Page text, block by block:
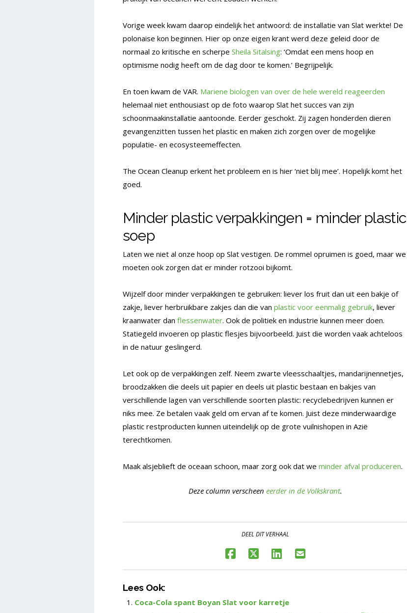
Vorige week kwam daarop eindelijk het antwoord: de installatie van Slat werkte! De
polonaise kon beginnen. Hier op onze eigen krant werd deze geleid door de
normaal zo kritische en scherpe Sheila Sitalsing: ‘Omdat een mens hoop en
optimisme nodig heeft om de dag door te komen.’ Begrijpelijk.
En toen kwam de VAR. Mariene biologen van over de hele wereld reageerden
helemaal niet enthousiast op de foto waarop Slat het succes van zijn
schoonmaakinstallatie aantoonde. Eerder geschokt. Zij zagen honderden dieren
gevangenzitten tussen het plastic en maken zich zorgen over de mogelijke
populatie- en ecosysteemeffecten.
The Ocean Cleanup erkent het probleem en is hier ‘niet blij mee’. Hopelijk komt het
goed.
Minder plastic verpakkingen = minder plastic
soep
Laten we niet al onze hoop op Slat vestigen. De rommel opruimen is goed, maar we
moeten ook zorgen dat er minder rotzooi bijkomt.
Wijzelf door minder verpakkingen te gebruiken: liever los fruit dan uit een bakje of
zakje, liever herbruikbare zakjes dan die van plastic voor eenmalig gebruik, liever
kraanwater dan flessenwater. Ook de politiek en industrie kunnen meer doen.
Statiegeld invoeren op plastic flesjes bijvoorbeeld. Juist die worden vaak achteloos
in de natuur geslingerd.
Let ook op de verpakkingen zelf. Neem zwarte vleesschaaltjes, mandarijnennetjes,
broodzakken die deels uit papier en deels uit plastic bestaan en bakjes van
verschillende lagen van verschillende soorten plastic: recyclebedrijven kunnen er
niks mee. Ze betalen vaak geld om ervan af te komen. Juist deze minderwaardige
plastic restproducten kunnen uiteindelijk op de grote vuilnishopen in Azië
terechtkomen.
Maak alsjeblieft de oceaan schoon, maar zorg ook dat we minder afval produceren.
Deze column verscheen eerder in de Volkskrant.
DEEL DIT VERHAAL
Lees Ook:
Coca-Cola spant Boyan Slat voor karretje